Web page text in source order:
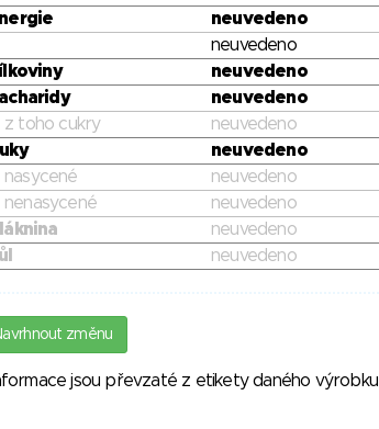
neuvedeno
neuvedeno
neuvedeno
neuvedeno
z toho cukry
neuvedeno
neuvedeno
nasycené
neuvedeno
nenasycené
neuvedeno
neuvedeno
neuvedeno
změnu
jsou převzaté z etikety daného výrobku